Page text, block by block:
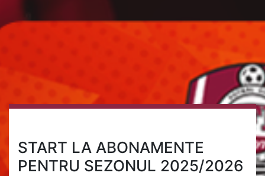
START LA ABONAMENTE
PENTRU SEZONUL 2025/2026